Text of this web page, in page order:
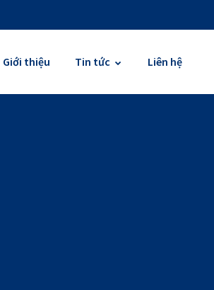
Giới thiệu Tin tức Liên hệ